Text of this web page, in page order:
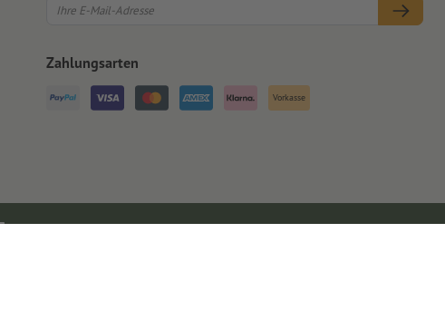
Zahlungsarten
Vorkasse
Impressum AGB Datenschutz